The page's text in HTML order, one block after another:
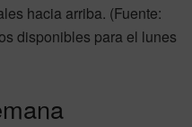
hacia arriba. (Fuente:
disponibles para el lunes